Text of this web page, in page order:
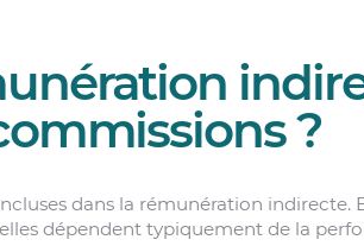
?
dans la rémunération
dépendent typiquement de la